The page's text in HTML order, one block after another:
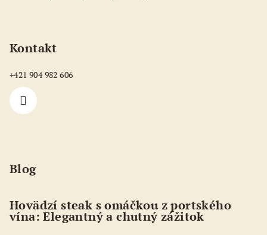
Kontakt
+421 904 982 606
Blog
Hovädzí steak s omáčkou z portského
vína: Elegantný a chutný zážitok